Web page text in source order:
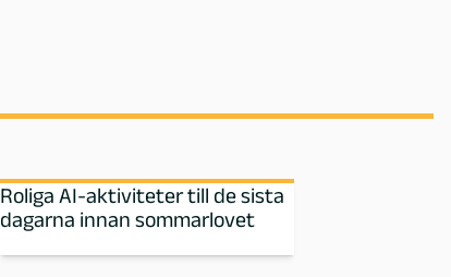
Roliga AI-aktiviteter till de sista
dagarna innan sommarlovet